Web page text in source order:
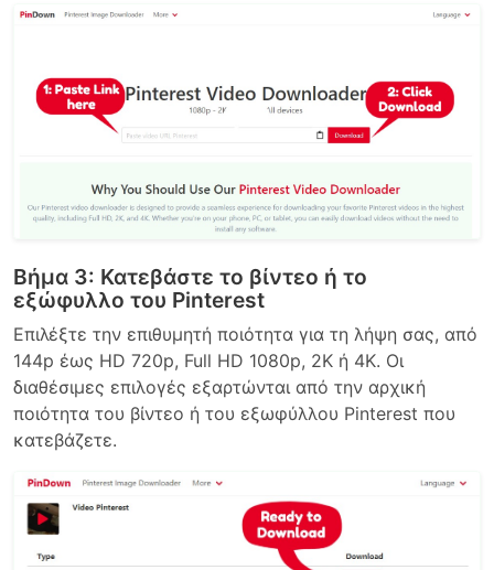
Βήμα 3: Κατεβάστε το βίντεο ή το
εξώφυλλο του Pinterest
Επιλέξτε την επιθυμητή ποιότητα για τη λήψη σας, από
144p έως HD 720p, Full HD 1080p, 2K ή 4K. Οι
διαθέσιμες επιλογές εξαρτώνται από την αρχική
ποιότητα του βίντεο ή του εξωφύλλου Pinterest που
κατεβάζετε.